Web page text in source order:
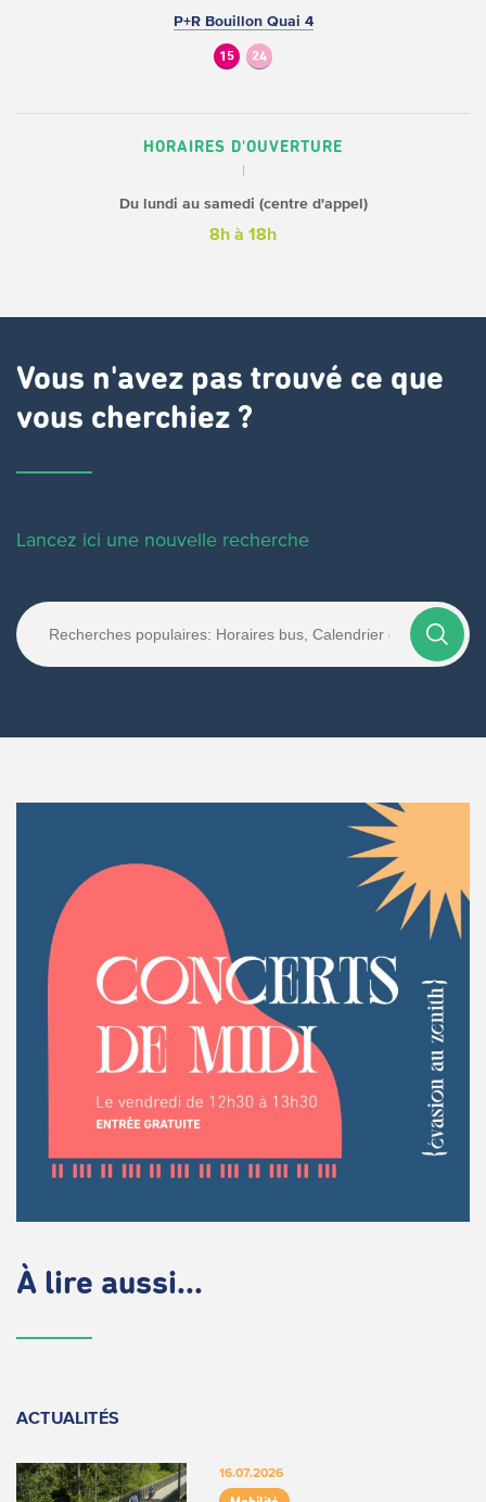
P+R Bouillon Quai 4
15 24
HORAIRES D'OUVERTURE
Du lundi au samedi (centre d'appel)
8h à 18h
Vous n'avez pas trouvé ce que
vous cherchiez ?
Lancez ici une nouvelle recherche
À lire aussi...
ACTUALITÉS
16.07.2026